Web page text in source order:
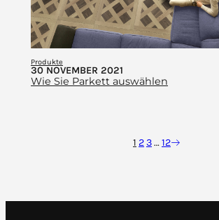
Produkte
30 NOVEMBER 2021
Wie Sie Parkett auswählen
1 23…12